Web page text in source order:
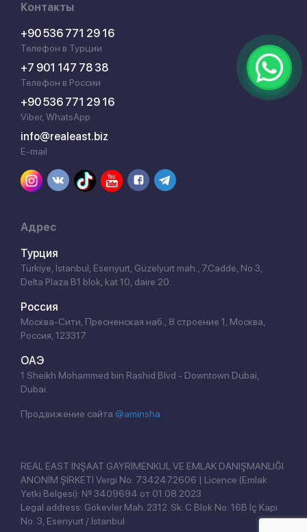
Контакты
+90 536 771 29 16
Телефон в Турции
+7 901 147 78 38
Телефон в России
+90 536 771 29 16
Viber, WhatsApp
info@realeast.biz
E-mail
Адрес
Турция
Türkiye, İstanbul, Esenyurt, Güzelyurt mah., 7.Cadde, No 3,
Delta Plaza B1 blok, kat 10, daire 20.
Россия
Москва-Сити, Пресненская наб., 8 строение 1, Москва,
Россия, 123317.
ОАЭ
1 Sheikh Mohammed bin Rashid Blvd - Downtown Dubai,
Dubai.
Продвижение сайта @aminsha
REAL EAST İNŞAAT GAYRİMENKUL VE EMLAK DANIŞMANLIĞI
ANONİM ŞİRKETİ Vergi No: 7342472606 | Licence (Emlak
Yetki Belgesi): № 3409694 от 01.08.2023
Legal address: Gökevler Mah. 2312. Sk. C Blok No: 16B İç Kapı
No: 3, Esenyurt / İstanbul